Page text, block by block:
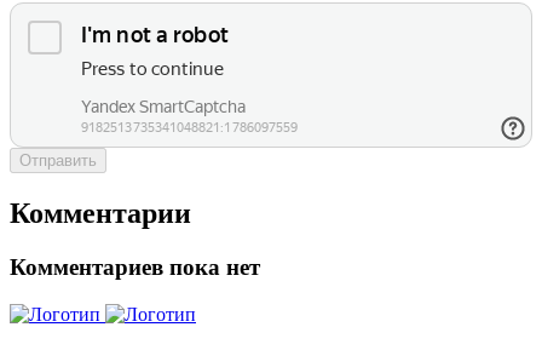
Отправить
Комментарии
Комментариев пока нет